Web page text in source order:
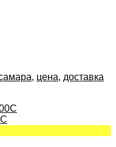
, цена, доставка